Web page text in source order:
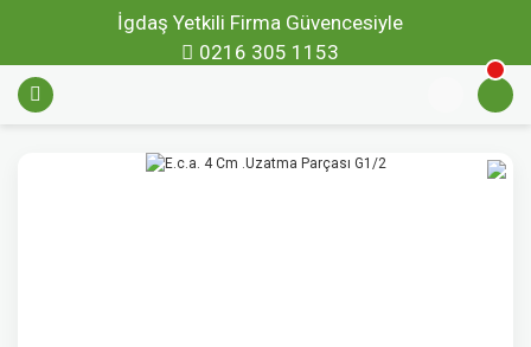
İgdaş Yetkili Firma Güvencesiyle
0216 305 1153